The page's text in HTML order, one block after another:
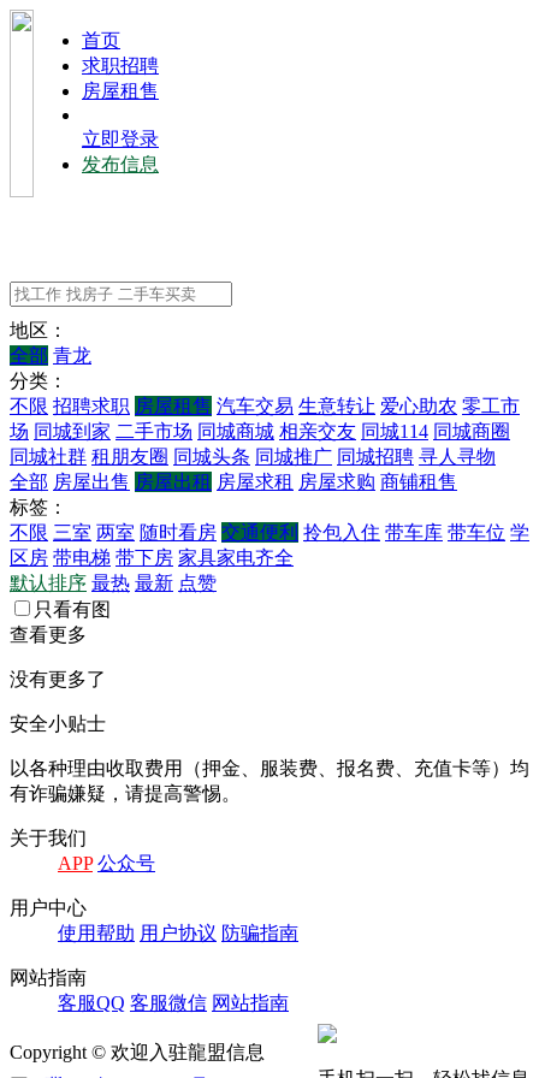
⾸⻚
求职招聘
房屋租售
立即登录
发布信息
地区：
全部 青龙
分类：
不限 招聘求职 房屋租售 汽车交易 生意转让 爱心助农 零工市
场 同城到家 二手市场 同城商城 相亲交友 同城114 同城商圈
同城社群 租朋友圈 同城头条 同城推广 同城招聘 寻人寻物
全部 房屋出售 房屋出租 房屋求租 房屋求购 商铺租售
标签：
不限 三室 两室 随时看房 交通便利 拎包入住 带车库 带车位 学
区房 带电梯 带下房 家具家电齐全
默认排序 最热 最新 点赞
只看有图
查看更多
没有更多了
安全小贴士
以各种理由收取费⽤（押⾦、服装费、报名费、充值卡等）均
有诈骗嫌疑，请提⾼警惕。
关于我们
APP 公众号
⽤户中⼼
使⽤帮助 ⽤户协议 防骗指南
⽹站指南
客服QQ 客服微信 ⽹站指南
Copyright © 欢迎入驻龍盟信息